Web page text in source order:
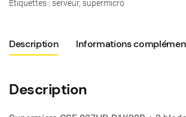
Étiquettes : serveur, supermicro
Description Informations
Description